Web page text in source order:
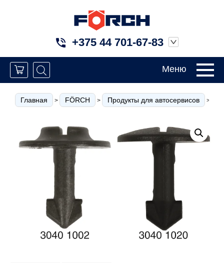
+375 44 701-67-83
Меню
Главная > FÖRCH > Продукты для автосервисов >